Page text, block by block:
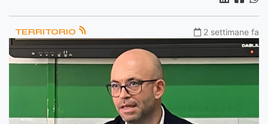
TERRITORIO 2 settimane fa